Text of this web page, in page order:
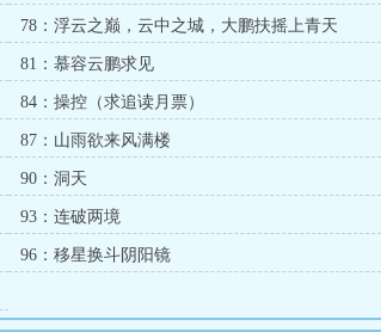
78：浮云之巅，云中之城，大鹏扶摇上青天
81：慕容云鹏求见
84：操控（求追读月票）
87：山雨欲来风满楼
90：洞天
93：连破两境
96：移星换斗阴阳镜